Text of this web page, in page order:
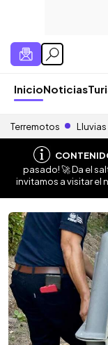
InicioNoticias
Terremotos Lluvias
pasado! 🚀 Da el
invitamos a visitar el